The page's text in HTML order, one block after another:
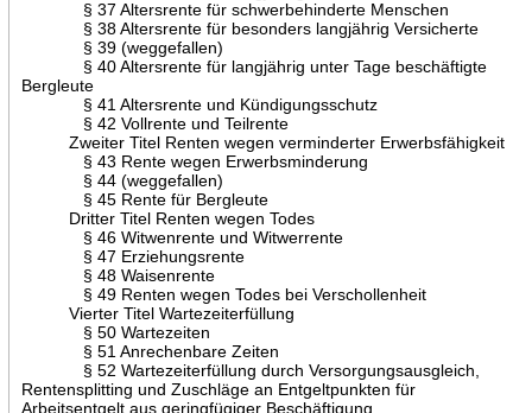
§ 37 Altersrente für schwerbehinderte Menschen
§ 38 Altersrente für besonders langjährig Versicherte
§ 39 (weggefallen)
§ 40 Altersrente für langjährig unter Tage beschäftigte
Bergleute
§ 41 Altersrente und Kündigungsschutz
§ 42 Vollrente und Teilrente
Zweiter Titel Renten wegen verminderter Erwerbsfähigkeit
§ 43 Rente wegen Erwerbsminderung
§ 44 (weggefallen)
§ 45 Rente für Bergleute
Dritter Titel Renten wegen Todes
§ 46 Witwenrente und Witwerrente
§ 47 Erziehungsrente
§ 48 Waisenrente
§ 49 Renten wegen Todes bei Verschollenheit
Vierter Titel Wartezeiterfüllung
§ 50 Wartezeiten
§ 51 Anrechenbare Zeiten
§ 52 Wartezeiterfüllung durch Versorgungsausgleich,
Rentensplitting und Zuschläge an Entgeltpunkten für
Arbeitsentgelt aus geringfügiger Beschäftigung